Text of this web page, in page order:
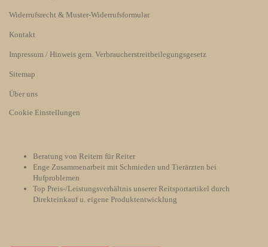
Widerrufsrecht & Muster-Widerrufsformular
Kontakt
Impressum / Hinweis gem. Verbraucherstreitbeilegungsgesetz
Sitemap
Über uns
Cookie Einstellungen
Beratung von Reitern für Reiter
Enge Zusammenarbeit mit Schmieden und Tierärzten bei
Hufproblemen
Top Preis-/Leistungsverhältnis unserer Reitsportartikel durch
Direkteinkauf u. eigene Produktentwicklung